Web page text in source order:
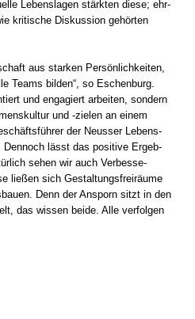
Lebens­la­gen stärk­ten die­se; ehr­
kri­ti­sche Dis­kus­si­on gehör­ten
aus star­ken Per­sön­lich­kei­ten,
Teams bil­den“, so Eschen­burg.
und enga­giert arbei­ten, son­dern
und ‑zie­len an einem
der Neus­ser Lebens­
Den­noch lässt das posi­ti­ve Ergeb­
sehen wir auch Ver­bes­se­
lie­ßen sich Gestal­tungs­frei­räu­me
Denn der Ansporn sitzt in den
das wis­sen bei­de. Alle ver­fol­gen